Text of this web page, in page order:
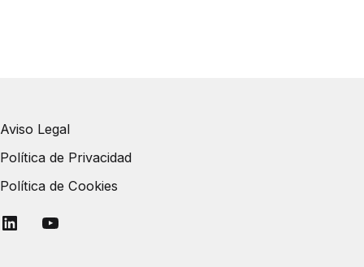
Aviso Legal
Política de Privacidad
Política de Cookies
Linkedin